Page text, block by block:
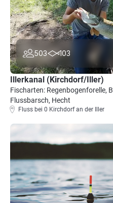
503 103
Illerkanal (Kirchdorf/Iller)
Fischarten: Regenbogenforelle,
Flussbarsch, Hecht
Fluss bei 0 Kirchdorf an der Iller